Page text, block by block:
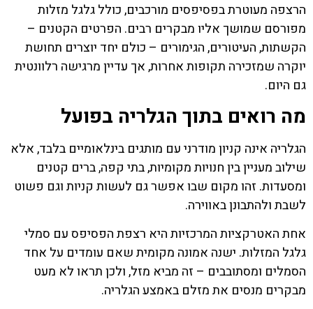
הרצפה מעוטרת בפסיפסים מורכבים, כולל גלגל מזלות
מפורסם שמושך אליו מבקרים רבים. הפרטים הקטנים –
הקשתות, העיטורים, הגימורים – כולם יחד יוצרים תחושת
יוקרה שמזכירה תקופות אחרות, אך עדיין מרגישה רלוונטית
גם היום.
מה רואים בתוך הגלריה בפועל
הגלריה אינה קניון מודרני עם מותגים בינלאומיים בלבד, אלא
שילוב מעניין בין חנויות מקומיות, בתי קפה, ברים קטנים
ומסעדות. זהו מקום שבו אפשר גם לעשות קניות וגם פשוט
לשבת ולהתבונן באווירה.
אחת האטרקציות המרכזיות היא רצפת הפסיפס עם סמלי
גלגל המזלות. ישנה אמונה מקומית שאם עומדים על אחד
הסמלים ומסתובבים – זה מביא מזל, ולכן תראו לא מעט
מבקרים מנסים את מזלם באמצע הגלריה.